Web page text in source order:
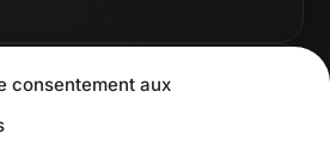
consentement aux